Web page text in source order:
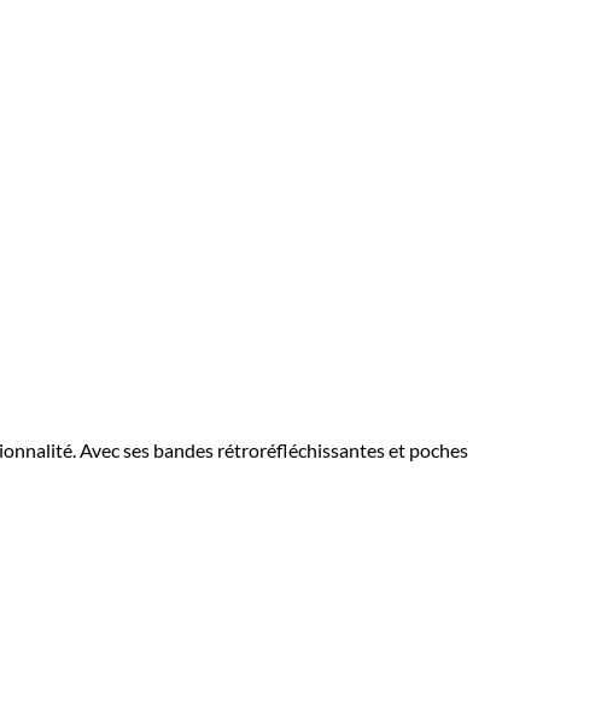
Avec ses bandes rétroréfléchissantes et poches